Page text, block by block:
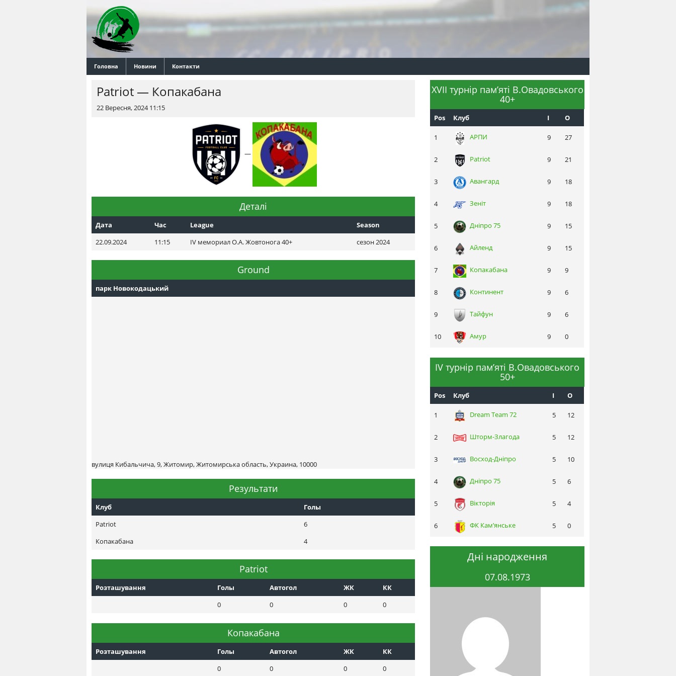
Головна Новини Контакти
Patriot — Копакабана
22 Вересня, 2024 11:15
—
Деталі
Дата Час League
Season
22.09.2024
11:15 IV мемориал О.А. Жовтонога 40+ сезон 2024
Ground
парк Новокодацький
вулиця Кибальчича, 9, Житомир, Житомирська область, Украина, 10000
Результати
Клуб
Голы
Patriot
6
Копакабана
4
Patriot
Розташування Голы Автогол ЖК
КК
0
0 0 0
Копакабана
Розташування Голы Автогол ЖК
КК
0
0 0 0
XVII турнір пам’яті В.Овадовського
40+
Pos Клуб I О
1 АРПИ 9 27
2 Patriot 9 21
3 Авангард 9 18
4 Зеніт 9 18
5 Днiпро 75 9 15
6 Айленд 9 15
7 Копакабана 9 9
8 Континент 9 6
9 Тайфун 9 6
10 Амур 9 0
ІV турнір пам’яті В.Овадовського
50+
Pos Клуб I О
1 Dream Team 72 5 12
2 Шторм-Злагода 5 12
3 Восход-Днiпро 5 10
4 Днiпро 75 5 6
5 Вікторія 5 4
6 ФК Кам’янське 5 0
Дні народження
07.08.1973